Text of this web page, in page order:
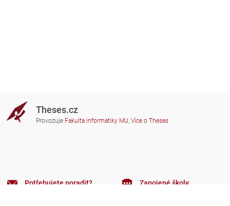
Theses.cz
Provozuje Fakulta informatiky MU, Více o Theses
Potřebujete poradit? Zapojené školy